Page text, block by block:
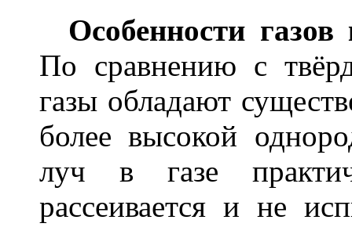
Особенности
По сравнению с
газы обладают
более высокой
луч в газе
рассеивается и не